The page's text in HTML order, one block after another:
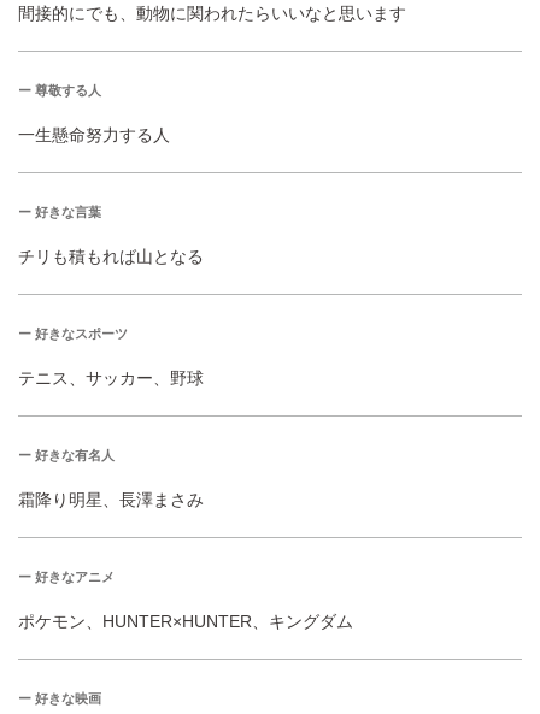
間接的にでも、動物に関われたらいいなと思います
ー 尊敬する人
一生懸命努力する人
ー 好きな言葉
チリも積もれば山となる
ー 好きなスポーツ
テニス、サッカー、野球
ー 好きな有名人
霜降り明星、長澤まさみ
ー 好きなアニメ
ポケモン、HUNTER×HUNTER、キングダム
ー 好きな映画